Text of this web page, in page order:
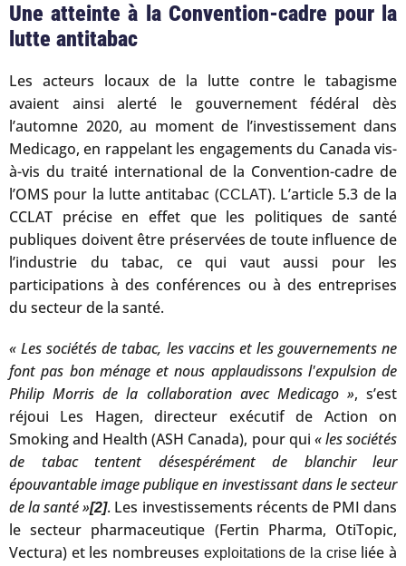
Une atteinte à la Convention-cadre pour la
lutte antitabac
Les acteurs locaux de la lutte contre le tabagisme
avaient ainsi alerté le gouvernement fédéral dès
l’automne 2020, au moment de l’investissement dans
Medicago, en rappelant les engagements du Canada vis-
à-vis du traité international de la Convention-cadre de
l’OMS pour la lutte antitabac (CCLAT). L’article 5.3 de la
CCLAT précise en effet que les politiques de santé
publiques doivent être préservées de toute influence de
l’industrie du tabac, ce qui vaut aussi pour les
participations à des conférences ou à des entreprises
du secteur de la santé.
« Les sociétés de tabac, les vaccins et les gouvernements ne
font pas bon ménage et nous applaudissons l'expulsion de
Philip Morris de la collaboration avec Medicago », s’est
réjoui Les Hagen, directeur exécutif de Action on
Smoking and Health (ASH Canada), pour qui « les sociétés
de tabac tentent désespérément de blanchir leur
épouvantable image publique en investissant dans le secteur
de la santé »[2]. Les investissements récents de PMI dans
le secteur pharmaceutique (Fertin Pharma, OtiTopic,
Vectura) et les nombreuses exploitations de la criseliée à